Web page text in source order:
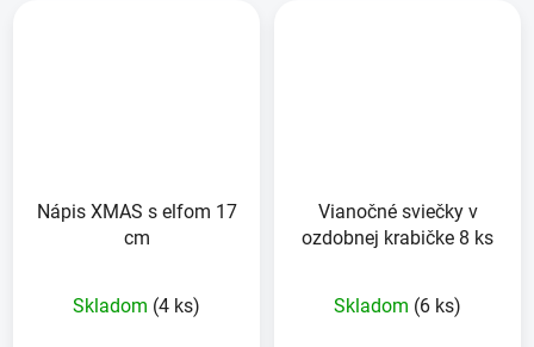
Nápis XMAS s elfom 17
cm
Skladom (4 ks)
Vianočné sviečky v
ozdobnej krabičke 8 ks
Skladom (6 ks)